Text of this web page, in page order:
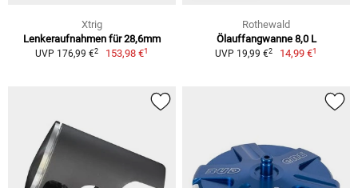
Xtrig
Lenkeraufnahmen für 28,6mm
UVP 176,99 €2 153,98 €1
Rothewald
Ölauffangwanne 8,0 L
UVP 19,99 €2 14,99 €1